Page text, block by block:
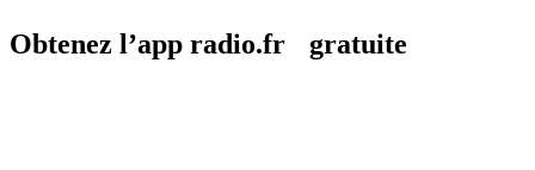
Obtenez l’app radio.fr gratuite